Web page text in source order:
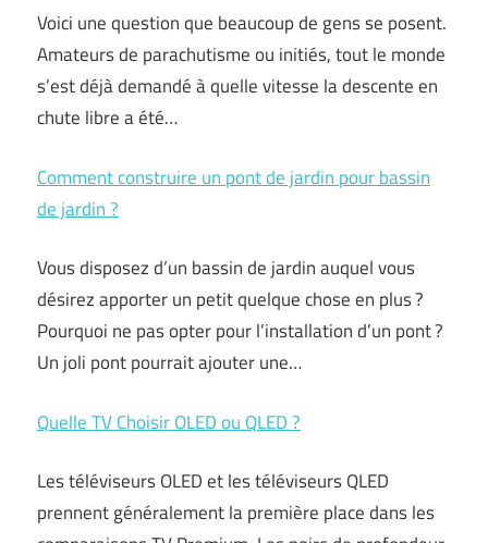
Voici une question que beaucoup de gens se posent.
Amateurs de parachutisme ou initiés, tout le monde
s’est déjà demandé à quelle vitesse la descente en
chute libre a été…
Comment construire un pont de jardin pour bassin
de jardin ?
Vous disposez d’un bassin de jardin auquel vous
désirez apporter un petit quelque chose en plus ?
Pourquoi ne pas opter pour l’installation d’un pont ?
Un joli pont pourrait ajouter une…
Quelle TV Choisir OLED ou QLED ?
Les téléviseurs OLED et les téléviseurs QLED
prennent généralement la première place dans les